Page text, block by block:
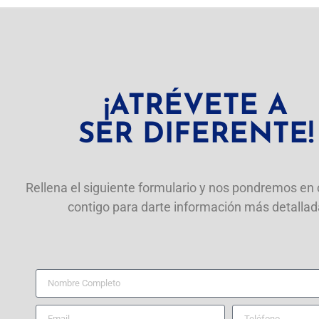
¡ATRÉVETE A
SER DIFERENTE!
Rellena el siguiente formulario y nos pondremos en
contigo para darte información más